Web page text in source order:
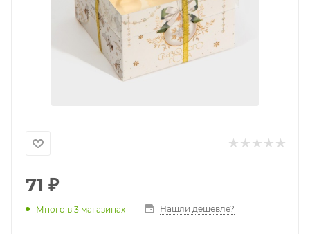
71 ₽
Много в 3 магазинах Нашли дешевле?